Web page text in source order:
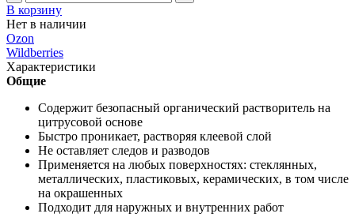
В корзину
Нет в наличии
Ozon
Wildberries
Характеристики
Общие
Содержит безопасный органический растворитель на
цитрусовой основе
Быстро проникает, растворяя клеевой слой
Не оставляет следов и разводов
Применяется на любых поверхностях: стеклянных,
металлических, пластиковых, керамических, в том числе
на окрашенных
Подходит для наружных и внутренних работ